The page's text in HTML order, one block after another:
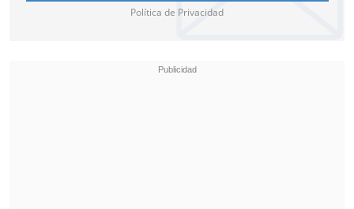
Política de Privacidad